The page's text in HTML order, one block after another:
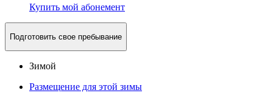
Купить мой абонемент
Подготовить свое пребывание
Зимой
Размещение для этой зимы